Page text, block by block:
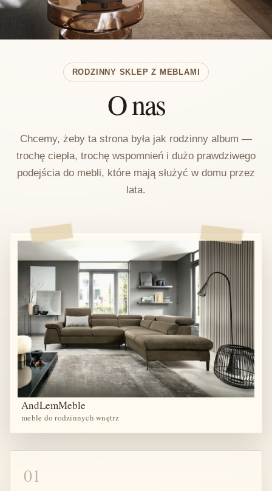
RODZINNY SKLEP Z MEBLAMI
O nas
Chcemy, żeby ta strona była jak rodzinny album —
trochę ciepła, trochę wspomnień i dużo prawdziwego
podejścia do mebli, które mają służyć w domu przez
lata.
AndLemMeble
meble do rodzinnych wnętrz
01